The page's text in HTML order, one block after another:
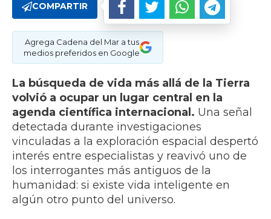
COMPARTIR
Agrega Cadena del Mar a tus
medios preferidos en Google
La búsqueda de vida más allá de la Tierra
volvió a ocupar un lugar central en la
agenda científica internacional. Una señal
detectada durante investigaciones
vinculadas a la exploración espacial despertó
interés entre especialistas y reavivó uno de
los interrogantes más antiguos de la
humanidad: si existe vida inteligente en
algún otro punto del universo.